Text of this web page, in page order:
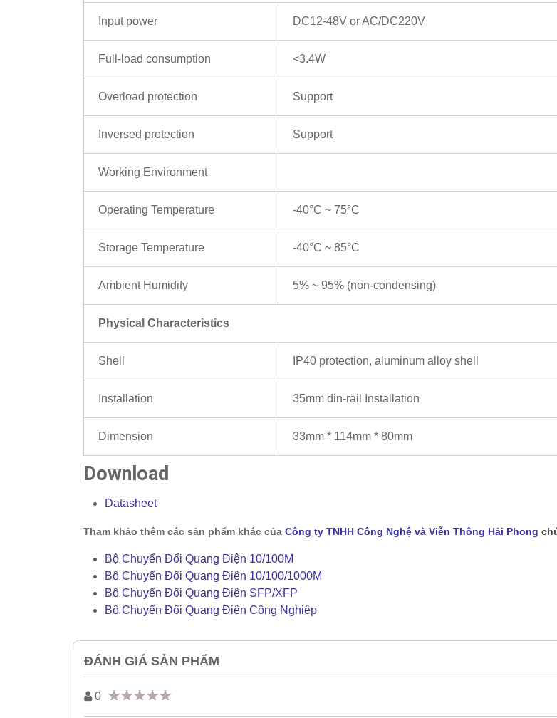
Input power DC12-48V or AC/DC220V
Full-load consumption <3.4W
Overload protection Support
Inversed protection Support
Working Environment
Operating Temperature -40°C ~ 75°C
Storage Temperature -40°C ~ 85°C
Ambient Humidity 5% ~ 95% (non-condensing)
Physical Characteristics
Shell IP40 protection, aluminum alloy shell
Installation 35mm din-rail Installation
Dimension 33mm * 114mm * 80mm
Download
Datasheet
Tham khảo thêm các sản phẩm khác của Công ty TNHH Công Nghệ và Viễn Thông Hải Phong
Bộ Chuyển Đổi Quang Điện 10/100M
Bộ Chuyển Đổi Quang Điện 10/100/1000M
Bộ Chuyển Đổi Quang Điện SFP/XFP
Bộ Chuyển Đổi Quang Điện Công Nghiệp
ĐÁNH GIÁ SẢN PHẨM
0